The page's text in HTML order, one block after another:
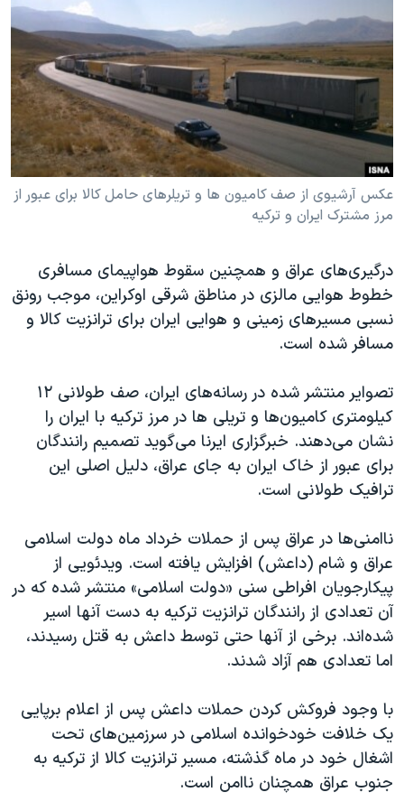
فرهنگ و زندگی
حقوق شهروندی
اقتصادی
علم و فناوری
اسرائیل در جنگ
گالری عکس
آرشیو پخش زنده
مستندها
انتخابات ریاست جمهوری آمریکا ۲۰۲۴
حمله جمهوری اسلامی به اسرائیل
رمز مهسا
ورزش زنان در ایران
اعتراضات زن، زندگی، آزادی
مجموعه مستندهای دادخواهی
دادگاه حمید نوری
چهل سال گروگان‌گیری
قانون شفافیت دارائی کادر رهبری ایران
اسرائیل در جنگ
نرگس محمدی برنده جایزه نوبل صلح
همایش محافظه‌کاران آمریکا «سی‌پک»
سفر پرزیدنت ترامپ به چین
دنبال کنید
زبانهای مختلف
عکس آرشیوی از صف کامیون ها و تریلرهای حامل کالا برای عبور از
مرز مشترک ایران و ترکیه
درگیری‌های عراق و همچنین سقوط هواپیمای مسافری
خطوط هوایی مالزی در مناطق شرقی اوکراین، موجب رونق
نسبی مسیرهای زمینی و هوایی ایران برای ترانزیت کالا و
مسافر شده است.
تصوایر منتشر شده در رسانه‌های ایران، صف طولانی ۱۲
کیلومتری کامیون‌ها و تریلی ها در مرز ترکیه با ایران را
نشان می‌دهند. خبرگزاری ایرنا می‌گوید تصمیم رانندگان
برای عبور از خاک ایران به جای عراق، دلیل اصلی این
ترافیک طولانی است.
ناامنی‌ها در عراق پس از حملات خرداد ماه دولت اسلامی
عراق و شام (داعش) افزایش یافته است. ویدئویی از
پیکارجویان افراطی سنی «دولت اسلامی» منتشر شده که در
آن تعدادی از رانندگان ترانزیت ترکیه به دست آنها اسیر
شده‌اند. برخی از آنها حتی توسط داعش به قتل رسیدند،
اما تعدادی هم آزاد شدند.
با وجود فروکش کردن حملات داعش پس از اعلام برپایی
یک خلافت خودخوانده اسلامی در سرزمین‌های تحت
اشغال خود در ماه گذشته، مسیر ترانزیت کالا از ترکیه به
جنوب عراق همچنان ناامن است.